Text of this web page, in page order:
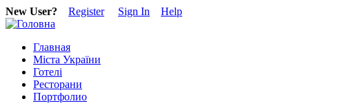
New User? Register Sign In Help
Главная
Міста України
Готелі
Ресторани
Портфолио